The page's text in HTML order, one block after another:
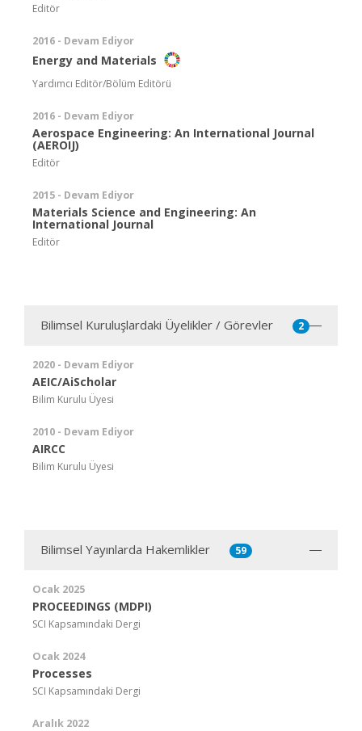
Editör
2016 - Devam Ediyor
Energy and Materials
Yardımcı Editör/Bölüm Editörü
2016 - Devam Ediyor
Aerospace Engineering: An International Journal
(AEROIJ)
Editör
2015 - Devam Ediyor
Materials Science and Engineering: An
International Journal
Editör
Bilimsel Kuruluşlardaki Üyelikler / Görevler 2
2020 - Devam Ediyor
AEIC/AiScholar
Bilim Kurulu Üyesi
2010 - Devam Ediyor
AIRCC
Bilim Kurulu Üyesi
Bilimsel Yayınlarda Hakemlikler 59
Ocak 2025
PROCEEDINGS (MDPI)
SCI Kapsamındaki Dergi
Ocak 2024
Processes
SCI Kapsamındaki Dergi
Aralık 2022